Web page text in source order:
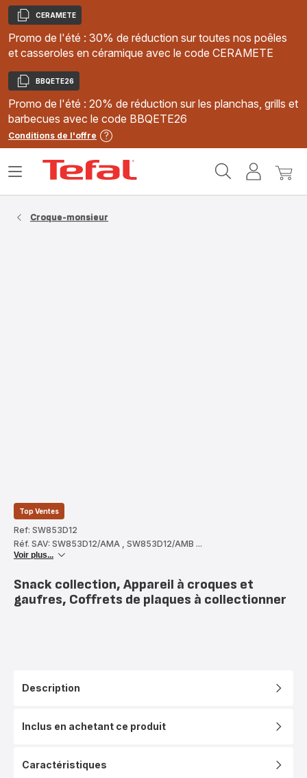
Copier
CERAMETE
Promo de l'été : 30% de réduction sur toutes nos poêles
et casseroles en céramique avec le code CERAMETE
Copier
BBQETE26
Promo de l'été : 20% de réduction sur les planchas, grills et
barbecues avec le code BBQETE26
Conditions de l'offre
MonMon
Ouvrir
Croque-monsieur
Top Ventes
Ref: SW853D12
Réf. SAV: SW853D12/AMA
SW853D12/AMB ...
Voir plus...
Snack collection, Appareil à croques et
gaufres, Coffrets de plaques à collectionner
Description
Inclus en achetant ce produit
Caractéristiques